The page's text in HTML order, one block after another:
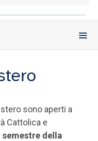
sono aperti a
Cattolica e
semestre della